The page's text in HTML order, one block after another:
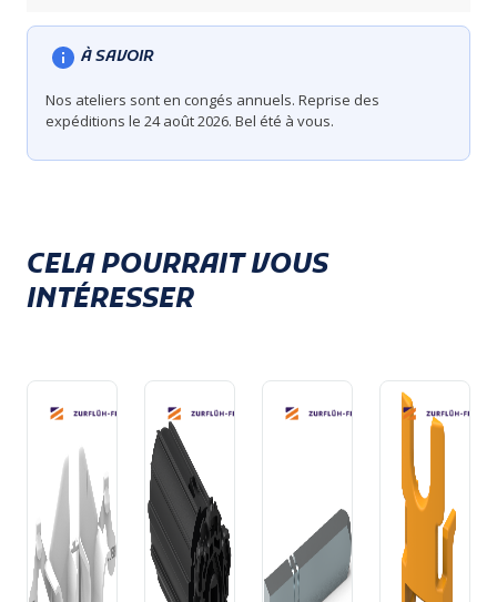
À SAVOIR
Nos ateliers sont en congés annuels. Reprise des
expéditions le 24 août 2026. Bel été à vous.
CELA POURRAIT VOUS
INTÉRESSER